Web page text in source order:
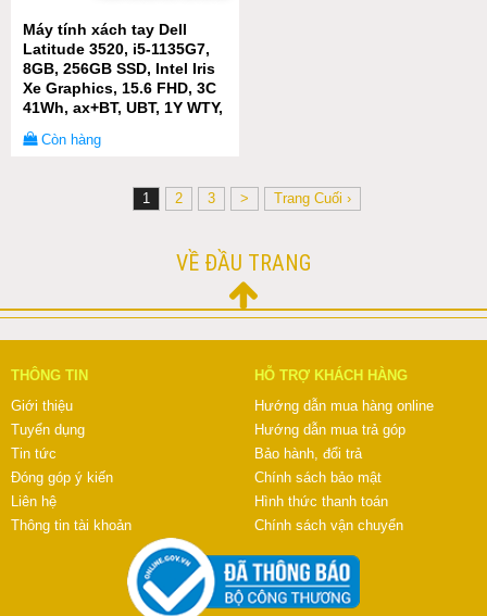
Máy tính xách tay Dell
Latitude 3520, i5-1135G7,
8GB, 256GB SSD, Intel Iris
Xe Graphics, 15.6 FHD, 3C
41Wh, ax+BT, UBT, 1Y WTY,
Còn hàng
1 2 3 > Trang Cuối ›
VỀ ĐẦU TRANG
THÔNG TIN
Giới thiệu
Tuyển dụng
Tin tức
Đóng góp ý kiến
Liên hệ
Thông tin tài khoản
HỖ TRỢ KHÁCH HÀNG
Hướng dẫn mua hàng online
Hướng dẫn mua trả góp
Bảo hành, đổi trả
Chính sách bảo mật
Hình thức thanh toán
Chính sách vận chuyển